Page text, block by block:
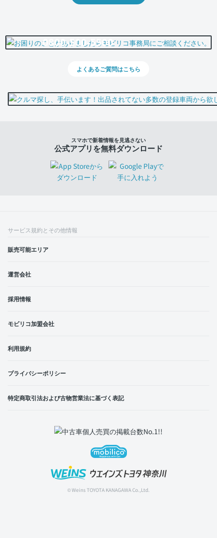
0800-500-5500
よくあるご質問はこちら
スマホで新着情報を見逃さない
公式アプリを無料ダウンロード
サービス規約とその他情報
販売可能エリア
運営会社
採用情報
モビリコ加盟会社
利用規約
プライバシーポリシー
特定商取引法および古物営業法に基づく表記
© Weins TOYOTA KANAGAWA Co.,Ltd.